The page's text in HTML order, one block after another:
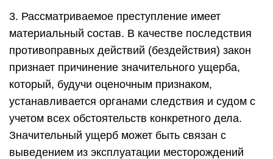
3. Рассматриваемое преступление имеет
материальный состав. В качестве последствия
противоправных действий (бездействия) закон
признает причинение значительного ущерба,
который, будучи оценочным признаком,
устанавливается органами следствия и судом с
учетом всех обстоятельств конкретного дела.
Значительный ущерб может быть связан с
выведением из эксплуатации месторождений